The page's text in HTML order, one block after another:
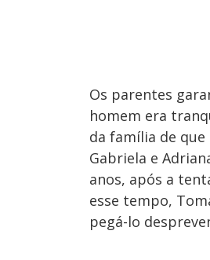
Os parentes
homem era
da família de
Gabriela e
anos, após a
esse tempo,
pegá-lo